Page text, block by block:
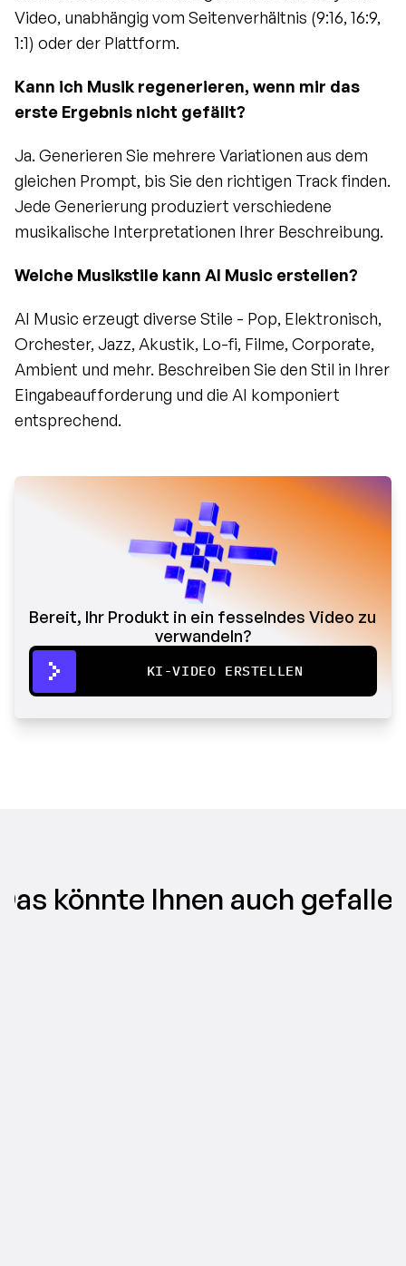
Video, unabhängig vom Seitenverhältnis (9:16, 16:9,
1:1) oder der Plattform.
Kann ich Musik regenerieren, wenn mir das
erste Ergebnis nicht gefällt?
Ja. Generieren Sie mehrere Variationen aus dem
gleichen Prompt, bis Sie den richtigen Track finden.
Jede Generierung produziert verschiedene
musikalische Interpretationen Ihrer Beschreibung.
Welche Musikstile kann AI Music erstellen?
AI Music erzeugt diverse Stile - Pop, Elektronisch,
Orchester, Jazz, Akustik, Lo-fi, Filme, Corporate,
Ambient und mehr. Beschreiben Sie den Stil in Ihrer
Eingabeaufforderung und die AI komponiert
entsprechend.
Bereit, Ihr Produkt in ein fesselndes Video zu
verwandeln?
KI-VIDEO ERSTELLEN
könnte Ihnen auch